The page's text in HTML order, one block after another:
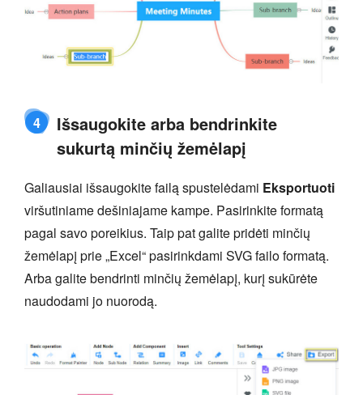
4
Išsaugokite arba bendrinkite
sukurtą minčių žemėlapį
Galiausiai išsaugokite failą spustelėdami Eksportuoti
viršutiniame dešiniajame kampe. Pasirinkite formatą
pagal savo poreikius. Taip pat galite pridėti minčių
žemėlapį prie „Excel“ pasirinkdami SVG failo formatą.
Arba galite bendrinti minčių žemėlapį, kurį sukūrėte
naudodami jo nuorodą.